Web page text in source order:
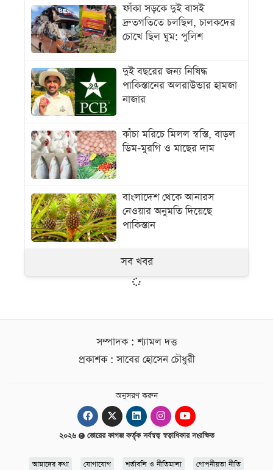
ফাঁকা সড়কে দুই বাসই
দ্রুতগতিতে চলছিল, চালকদের
চোখে ছিল ঘুম: পুলিশ
দুই বছরের জন্য নিষিদ্ধ
পাকিস্তানের অলরাউন্ডার হামজা
নাজার
কাঁচা মরিচে মিলল স্বস্তি, বাড়ল
ডিম-মুরগি ও মাছের দাম
বাংলাদেশ থেকে আনারস
নেওয়ার অনুমতি দিয়েছে
পাকিস্তান
সব খবর
সম্পাদক : শ্যামল দত্ত
প্রকাশক : সাবের হোসেন চৌধুরী
অনুসরণ করুন
২০২৬ ভোরের কাগজ কর্তৃক সর্বস্বত্ব স্বত্বাধিকার সংরক্ষিত
আমাদের কথা যোগাযোগ শর্তাবলি ও নীতিমালা গোপনীয়তা নীতি